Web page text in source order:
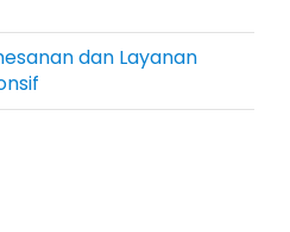
kendaraan
penyedia rental Elf
paket menarik,
dan Layanan